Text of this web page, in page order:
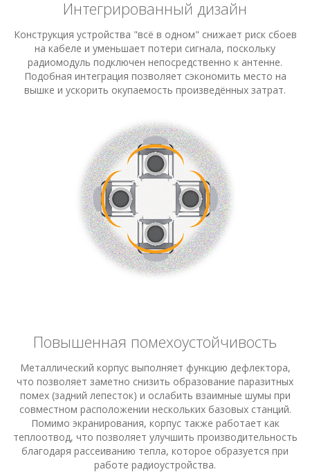
Продукты - Аксессуары
Программное обеспечение
Интегрированный дизайн
Конструкция устройства "всё в одном" снижает риск сбоев
на кабеле и уменьшает потери сигнала, поскольку
радиомодуль подключен непосредственно к антенне.
Подобная интеграция позволяет сэкономить место на
вышке и ускорить окупаемость произведённых затрат.
Повышенная помехоустойчивость
Металлический корпус выполняет функцию дефлектора,
что позволяет заметно снизить образование паразитных
помех (задний лепесток) и ослабить взаимные шумы при
совместном расположении нескольких базовых станций.
Помимо экранирования, корпус также работает как
теплоотвод, что позволяет улучшить производительность
благодаря рассеиванию тепла, которое образуется при
работе радиоустройства.